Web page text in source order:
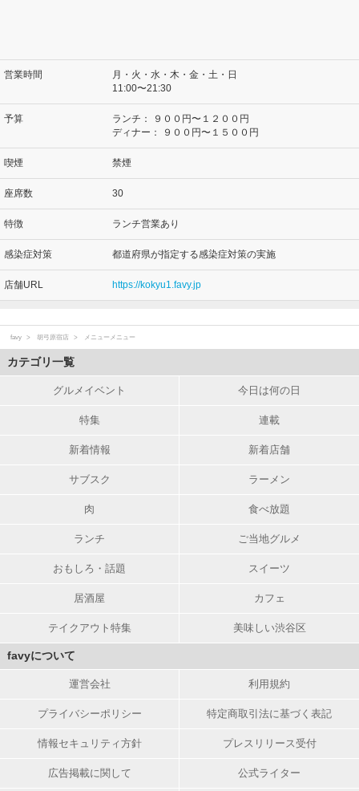
営業時間
月・火・水・木・金・土・日
11:00〜21:30
予算 ランチ：
９００円〜１２００円
ディナー：
９００円〜１５００円
喫煙 禁煙
座席数 30
特徴 ランチ営業あり
感染症対策 都道府県が指定する感染症対策の実施
店舗URL https://kokyu1.favy.jp
favy 胡弓原宿店 メニューメニュー
カテゴリ一覧
グルメイベント 今日は何の日
特集 連載
新着情報 新着店舗
サブスク ラーメン
肉 食べ放題
ランチ ご当地グルメ
おもしろ・話題 スイーツ
居酒屋 カフェ
テイクアウト特集 美味しい渋谷区
favyについて
運営会社 利用規約
プライバシーポリシー 特定商取引法に基づく表記
情報セキュリティ方針 プレスリリース受付
広告掲載に関して 公式ライター